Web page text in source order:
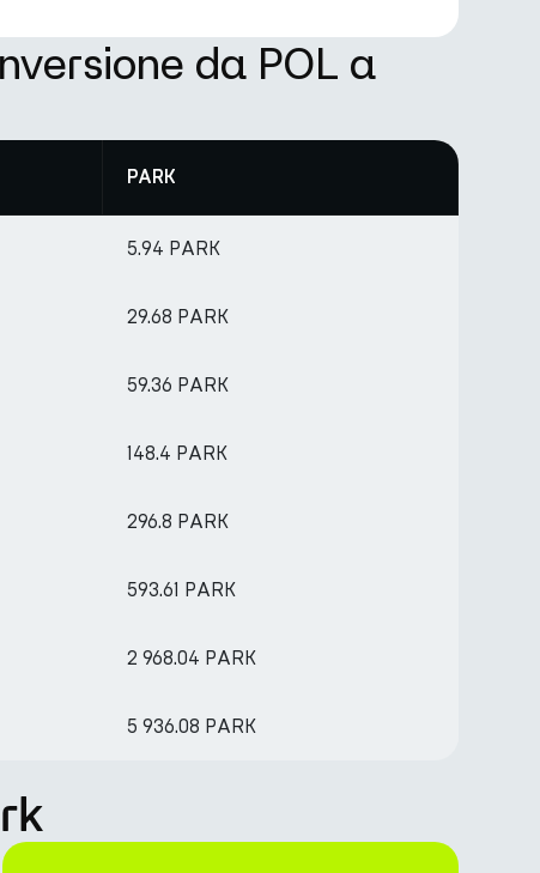
da POL a
PARK
5.94 PARK
29.68 PARK
59.36 PARK
148.4 PARK
296.8 PARK
593.61 PARK
2 968.04 PARK
5 936.08 PARK